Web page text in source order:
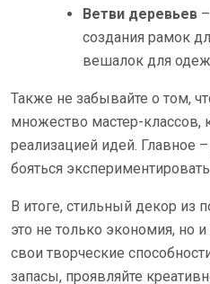
Ветви деревьев
создания рамок
вешалок для
Также не забывайте о том,
множество мастер-классов,
реализацией идей. Главное
бояться
В итоге, стильный декор из
это не только экономия, но
свои творческие
запасы, проявляйте